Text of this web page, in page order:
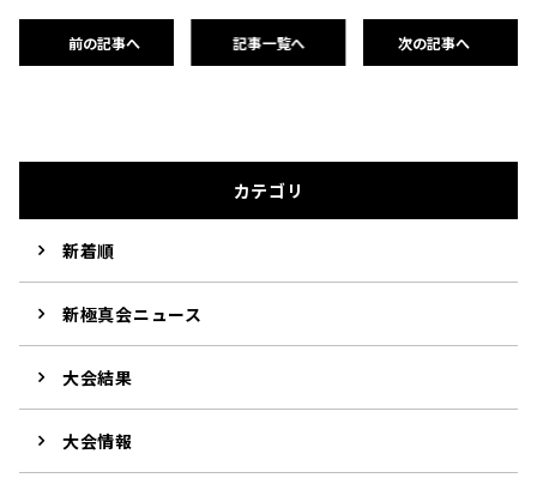
前の記事へ 記事一覧へ 次の記事へ
カテゴリ
新着順
新極真会ニュース
大会結果
大会情報